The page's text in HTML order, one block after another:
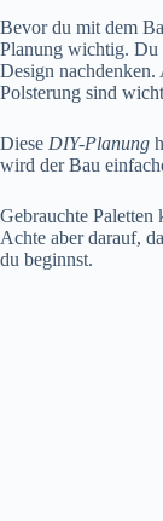
Bevor du mit dem
Planung wichtig. Du
Design
Polsterung sind
Diese DIY-Planung
wird der Bau
Gebrauchte Paletten
Achte aber darauf,
du beginnst.